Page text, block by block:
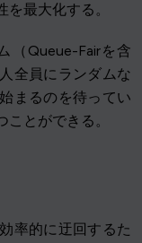
最大化する。
（Queue-Fairを含
全員にランダムな
まるのを待ってい
とができる。
率的に迂回するた